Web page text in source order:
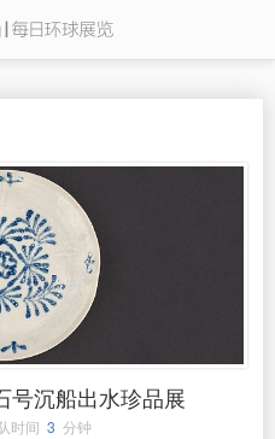
号沉船出水珍品展
时间 3 分钟